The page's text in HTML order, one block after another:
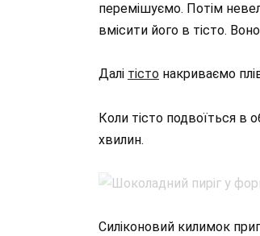
перемішуємо. Потім
вмісити його в тісто.
Далі тісто накриваємо
Коли тісто подвоїться в
хвилин.
Силіконовий килимок